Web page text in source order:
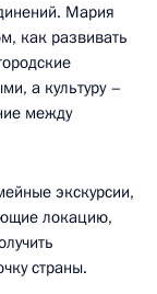
Мария
как развивать
а культуру –
между
экскурсии,
локацию,
страны.